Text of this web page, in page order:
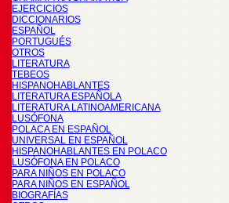
EJERCICIOS
DICCIONARIOS
ESPAÑOL
PORTUGUÉS
OTROS
LITERATURA
TEBEOS
HISPANOHABLANTES
LITERATURA ESPAÑOLA
LITERATURA LATINOAMERICANA
LUSÓFONA
POLACA EN ESPAÑOL
UNIVERSAL EN ESPAÑOL
HISPANOHABLANTES EN POLACO
LUSÓFONA EN POLACO
PARA NIÑOS EN POLACO
PARA NIÑOS EN ESPAÑOL
BIOGRAFÍAS